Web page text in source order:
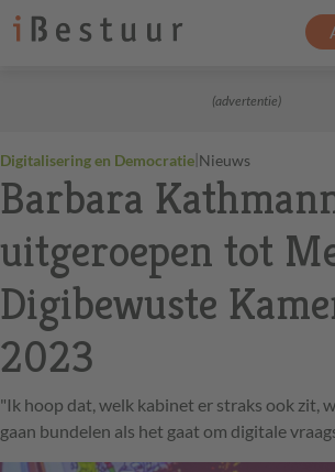
(advertentie)
Digitalisering en Democratie|Nieuws
Barbara
uitgeroepen tot
Digibewuste
2023
"Ik hoop dat, welk kabinet er straks ook zit,
gaan bundelen als het gaat om digitale